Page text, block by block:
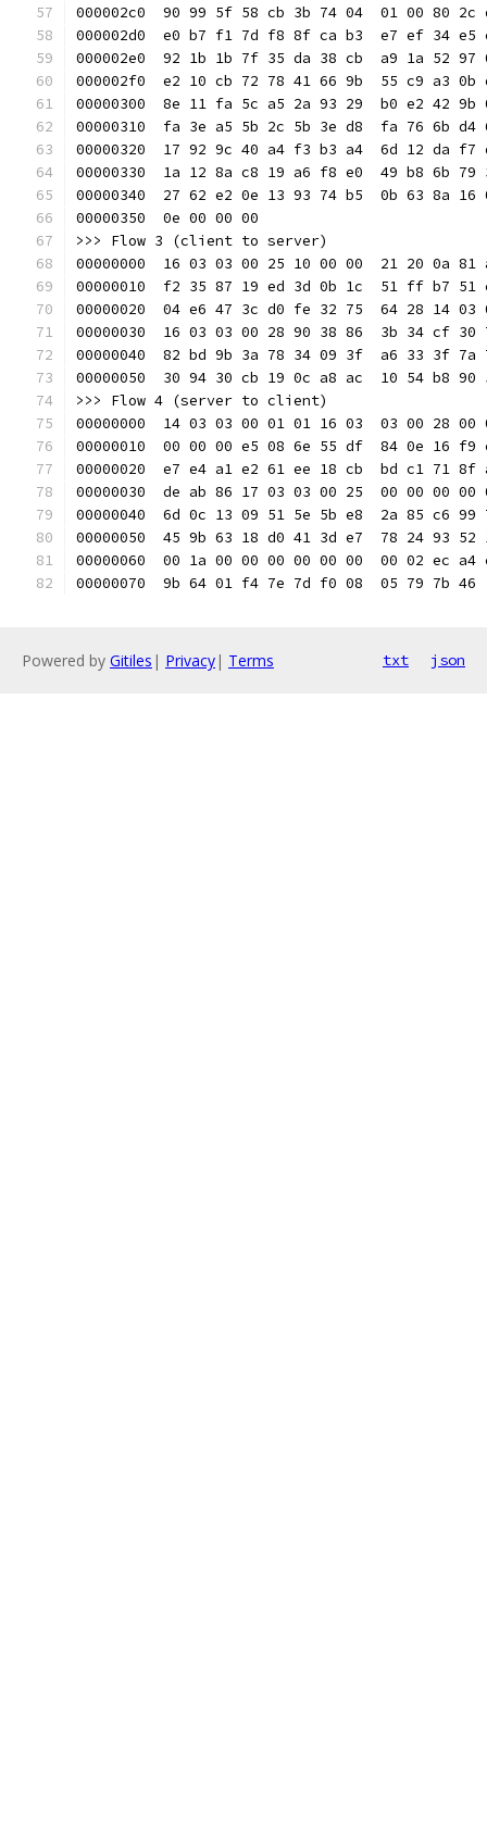
000002c0  90 99 5f 58 cb 3b 74 04  01 00
000002d0  e0 b7 f1 7d f8 8f ca b3  e7 ef
000002e0  92 1b 1b 7f 35 da 38 cb  a9 1a
000002f0  e2 10 cb 72 78 41 66 9b  55 c9
00000300  8e 11 fa 5c a5 2a 93 29  b0 e2
00000310  fa 3e a5 5b 2c 5b 3e d8  fa 76 6b
00000320  17 92 9c 40 a4 f3 b3 a4  6d 12 da
00000330  1a 12 8a c8 19 a6 f8 e0  49 b8
00000340  27 62 e2 0e 13 93 74 b5  0b 63
00000350  0e 00 00 00
>>> Flow 3 (client to server)
00000000  16 03 03 00 25 10 00 00  21 20
00000010  f2 35 87 19 ed 3d 0b 1c  51 ff b7
00000020  04 e6 47 3c d0 fe 32 75  64 28 14
00000030  16 03 03 00 28 90 38 86  3b 34 cf
00000040  82 bd 9b 3a 78 34 09 3f  a6 33 3f
00000050  30 94 30 cb 19 0c a8 ac  10 54
>>> Flow 4 (server to client)
00000000  14 03 03 00 01 01 16 03  03 00
00000010  00 00 00 e5 08 6e 55 df  84 0e
00000020  e7 e4 a1 e2 61 ee 18 cb  bd c1
00000030  de ab 86 17 03 03 00 25  00 00
00000040  6d 0c 13 09 51 5e 5b e8  2a 85 c6
00000050  45 9b 63 18 d0 41 3d e7  78 24 93
00000060  00 1a 00 00 00 00 00 00  00 02
00000070  9b 64 01 f4 7e 7d f0 08  05 79
Powered by Gitiles | Privacy| Terms txt json